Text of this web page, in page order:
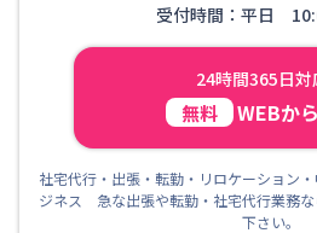
受付時間：平日
24時間365日対
無料 WEBか
社宅代行・出張・転勤・リロケーション
ジネス 急な出張や転勤・社宅代行業務
下さい。